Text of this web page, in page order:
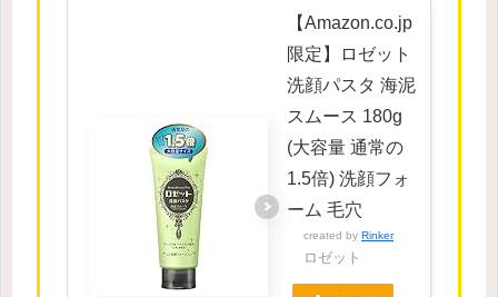
【Amazon.co.jp
限定】ロゼット
洗顔パスタ 海泥
スムース 180g
(大容量 通常の
1.5倍) 洗顔フォ
ーム 毛穴
created by Rinker
ロゼット